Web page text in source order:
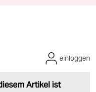
Artikel ist
einloggen